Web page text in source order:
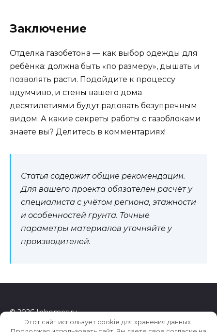
Заключение
Отделка газобетона — как выбор одежды для
ребёнка: должна быть «по размеру», дышать и
позволять расти. Подойдите к процессу
вдумчиво, и стены вашего дома
десятилетиями будут радовать безупречным
видом. А какие секреты работы с газоблоками
знаете вы? Делитесь в комментариях!
Статья содержит общие рекомендации.
Для вашего проекта обязателен расчёт у
специалиста с учётом региона, этажности
и особенностей грунта. Точные
параметры материалов уточняйте у
производителей.
© 2026 Inhomes.ru
Этот сайт использует cookie для хранения данных.